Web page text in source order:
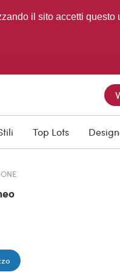
il sito accetti questo
Top Lots